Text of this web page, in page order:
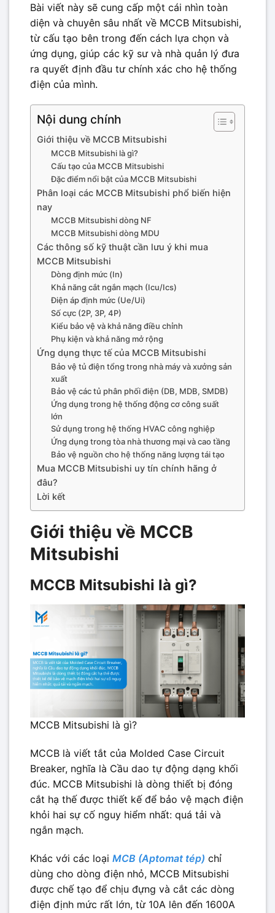
Bài viết này sẽ cung cấp một cái nhìn toàn
diện và chuyên sâu nhất về MCCB Mitsubishi,
từ cấu tạo bên trong đến cách lựa chọn và
ứng dụng, giúp các kỹ sư và nhà quản lý đưa
ra quyết định đầu tư chính xác cho hệ thống
điện của mình.
Nội dung chính
Giới thiệu về MCCB Mitsubishi
MCCB Mitsubishi là gì?
Cấu tạo của MCCB Mitsubishi
Đặc điểm nổi bật của MCCB Mitsubishi
Phân loại các MCCB Mitsubishi phổ biến hiện
nay
MCCB Mitsubishi dòng NF
MCCB Mitsubishi dòng MDU
Các thông số kỹ thuật cần lưu ý khi mua
MCCB Mitsubishi
Dòng định mức (In)
Khả năng cắt ngắn mạch (Icu/Ics)
Điện áp định mức (Ue/Ui)
Số cực (2P, 3P, 4P)
Kiểu bảo vệ và khả năng điều chỉnh
Phụ kiện và khả năng mở rộng
Ứng dụng thực tế của MCCB Mitsubishi
Bảo vệ tủ điện tổng trong nhà máy và xưởng sản
xuất
Bảo vệ các tủ phân phối điện (DB, MDB, SMDB)
Ứng dụng trong hệ thống động cơ công suất
lớn
Sử dụng trong hệ thống HVAC công nghiệp
Ứng dụng trong tòa nhà thương mại và cao tầng
Bảo vệ nguồn cho hệ thống năng lượng tái tạo
Mua MCCB Mitsubishi uy tín chính hãng ở
đâu?
Lời kết
Giới thiệu về MCCB
Mitsubishi
MCCB Mitsubishi là gì?
MCCB Mitsubishi là gì?
MCCB là viết tắt của Molded Case Circuit
Breaker, nghĩa là Cầu dao tự động dạng khối
đúc. MCCB Mitsubishi là dòng thiết bị đóng
cắt hạ thế được thiết kế để bảo vệ mạch điện
khỏi hai sự cố nguy hiểm nhất: quá tải và
ngắn mạch.
Khác với các loại MCB (Aptomat tép) chỉ
dùng cho dòng điện nhỏ, MCCB Mitsubishi
được chế tạo để chịu đựng và cắt các dòng
điện định mức rất lớn, từ 10A lên đến 1600A